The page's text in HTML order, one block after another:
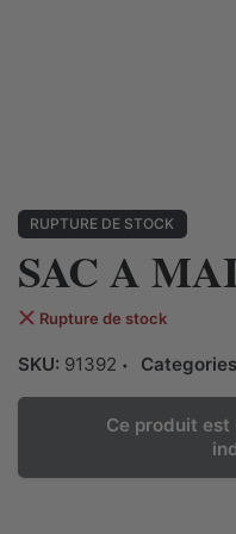
RUPTURE DE STOCK
SAC A
Rupture de stock
SKU: 91392
Ce produit